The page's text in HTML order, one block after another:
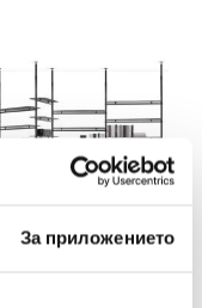
За приложението
МЕБЕЛИ ЗА ДОМА И